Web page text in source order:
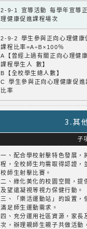
2-9-1 宣導活動 每學年宣導
理健康促進課程場次
2-9-2 學生參與正向心理健康
課程比率=A÷B×100％
A【曾經上過有關正向心理健
課程學生人 數】
B【全校學生總人數】
C 學生參與正向心理健康促進
比率
3.其
子
一、配合學校射擊特色發展，
程，全校師生均需取得認證，
校師生射擊比賽。
二、綠化美化的校園空間，提
及望遠凝視等視力保健行動。
三、「樂活運動站」的設置，
滿足師生運動需求。
四、充分運用社區資源，家
次，辦理親師生親子共做活動